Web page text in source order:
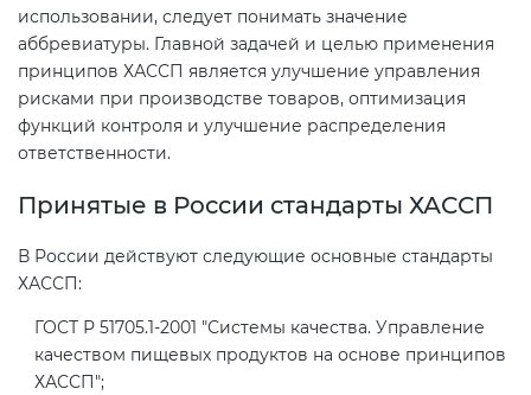
использовании, следует понимать значение
аббревиатуры. Главной задачей и целью применения
принципов ХАССП является улучшение управления
рисками при производстве товаров, оптимизация
функций контроля и улучшение распределения
ответственности.
Принятые в России стандарты ХАССП
В России действуют следующие основные стандарты
ХАССП:
ГОСТ Р 51705.1-2001 "Системы качества. Управление
качеством пищевых продуктов на основе принципов
ХАССП";